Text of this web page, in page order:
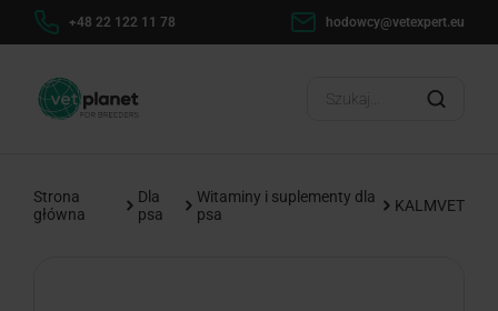
+48 22 122 11 78 hodowcy@vetexpert.eu
Strona
główna
Dla
psa
Witaminy i suplementy dla
psa
KALMVET